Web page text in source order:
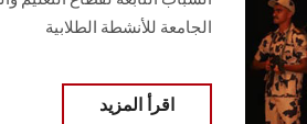
الجامعة للأنشطة الطلابية
اقرأ المزيد